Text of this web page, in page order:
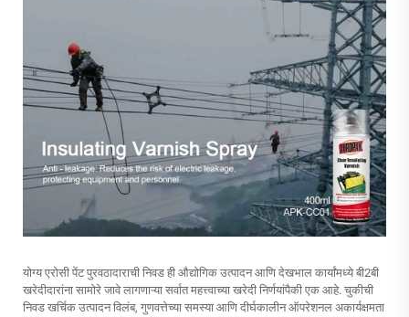
योग्य एरोसी पेंट पुरवठादाराची निवड ही औद्योगिक उत्पादन आणि देखभाल कार्यांमध्ये बी2बी
खरेदीदारांना सामोरे जावे लागणाऱ्या सर्वात महत्त्वाच्या खरेदी निर्णयांपैकी एक आहे. चुकीची
निवड खर्चिक उत्पादन विलंब, गुणवत्तेच्या समस्या आणि दीर्घकालीन ऑपरेशनल अकार्यक्षमता